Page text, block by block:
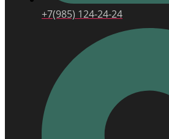
+7(985) 124-24-24